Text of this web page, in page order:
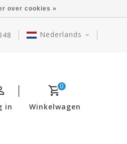
Nederlands
0
Winkelwagen
in
over cookies »